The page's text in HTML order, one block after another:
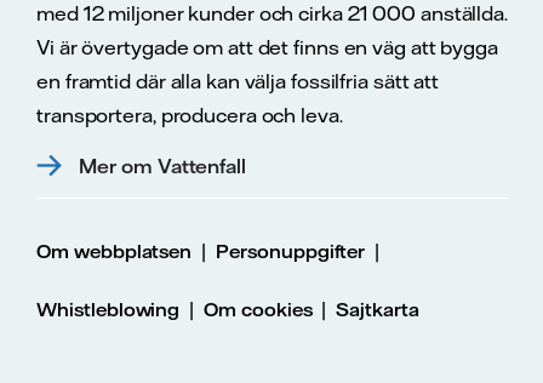
med 12 miljoner kunder och cirka 21 000 anställda.
Vi är övertygade om att det finns en väg att bygga
en framtid där alla kan välja fossilfria sätt att
transportera, producera och leva.
Mer om Vattenfall
Om webbplatsen | Personuppgifter |
Whistleblowing |Om cookies|Sajtkarta